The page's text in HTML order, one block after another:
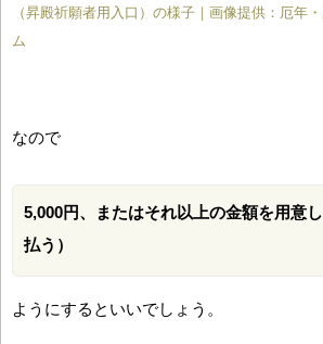
（昇殿祈願者用入口）の様子｜画像提供：厄年
ム
なので
5,000円、またはそれ以上の金額を用意
払う）
ようにするといいでしょう。